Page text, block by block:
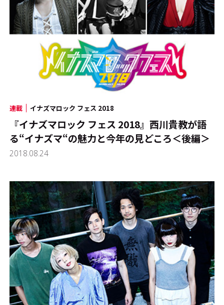
連載 イナズマロック フェス 2018
『イナズマロック フェス 2018』西川貴教が語
る“イナズマ“の魅力と今年の見どころ＜後編＞
2018.08.24